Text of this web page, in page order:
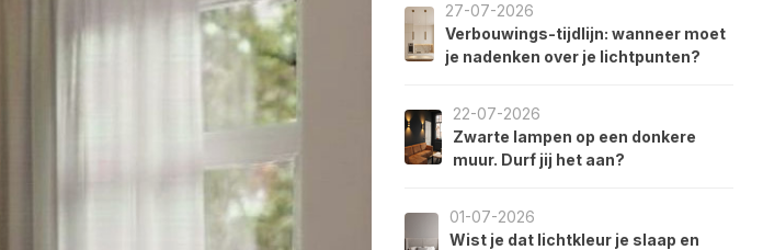
27-07-2026
Verbouwings-tijdlijn: wanneer moet
je nadenken over je lichtpunten?
22-07-2026
Zwarte lampen op een donkere
muur. Durf jij het aan?
01-07-2026
Wist je dat lichtkleur je slaap en